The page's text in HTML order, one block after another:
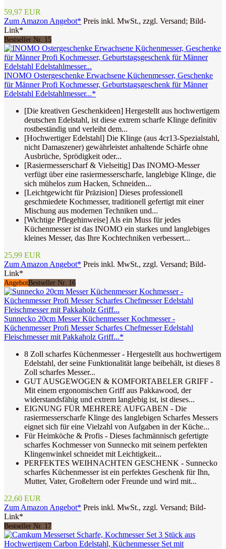
59,97 EUR
Zum Amazon Angebot* Preis inkl. MwSt., zzgl. Versand; Bild-
Link*
Bestseller Nr. 15
INOMO Ostergeschenke Erwachsene Küchenmesser, Geschenke
für Männer Profi Kochmesser, Geburtstagsgeschenk für Männer
Edelstahl Edelstahlmesser...*
[Die kreativen Geschenkideen] Hergestellt aus hochwertigem
deutschen Edelstahl, ist diese extrem scharfe Klinge definitiv
rostbeständig und verleiht dem...
[Hochwertiger Edelstahl] Die Klinge (aus 4cr13-Spezialstahl,
nicht Damaszener) gewährleistet anhaltende Schärfe ohne
Ausbrüche, Sprödigkeit oder...
[Rasiermesserscharf & Vielseitig] Das INOMO-Messer
verfügt über eine rasiermesserscharfe, langlebige Klinge, die
sich mühelos zum Hacken, Schneiden...
[Leichtgewicht für Präzision] Dieses professionell
geschmiedete Kochmesser, traditionell gefertigt mit einer
Mischung aus modernen Techniken und...
[Wichtige Pflegehinweise] Als ein Muss für jedes
Küchenmesser ist das INOMO ein starkes und langlebiges
kleines Messer, das Ihre Kochtechniken verbessert...
25,99 EUR
Zum Amazon Angebot* Preis inkl. MwSt., zzgl. Versand; Bild-
Link*
AngebotBestseller Nr. 16
Sunnecko 20cm Messer Küchenmesser Kochmesser -
Küchenmesser Profi Messer Scharfes Chefmesser Edelstahl
Fleischmesser mit Pakkaholz Griff...*
8 Zoll scharfes Küchenmesser - Hergestellt aus hochwertigem
Edelstahl, der seine Funktionalität lange beibehält, ist dieses 8
Zoll scharfes Messer...
GUT AUSGEWOGEN & KOMFORTABELER GRIFF -
Mit einem ergonomischen Griff aus Pakkawood, der
widerstandsfähig und extrem langlebig ist, ist dieses...
EIGNUNG FÜR MEHRERE AUFGABEN - Die
rasiermesserscharfe Klinge des langlebigen Scharfes Messers
eignet sich für eine Vielzahl von Aufgaben in der Küche...
Für Heimköche & Profis - Dieses fachmännisch gefertigte
scharfes Kochmesser von Sunnecko mit seinem perfekten
Klingenwinkel schneidet mit Leichtigkeit...
PERFEKTES WEIHNACHTEN GESCHENK - Sunnecko
scharfes Küchenmesser ist ein perfektes Geschenk für Ihn,
Mutter, Vater, Großeltern oder Freunde und wird mit...
22,60 EUR
Zum Amazon Angebot* Preis inkl. MwSt., zzgl. Versand; Bild-
Link*
Bestseller Nr. 17